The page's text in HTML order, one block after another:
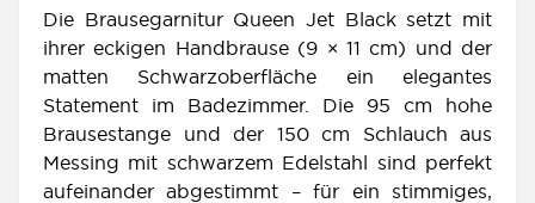
Die Brausegarnitur Queen Jet Black setzt mit
ihrer eckigen Handbrause (9 × 11 cm) und der
matten Schwarzoberfläche ein elegantes
Statement im Badezimmer. Die 95 cm hohe
Brausestange und der 150 cm Schlauch aus
Messing mit schwarzem Edelstahl sind perfekt
aufeinander abgestimmt – für ein stimmiges,